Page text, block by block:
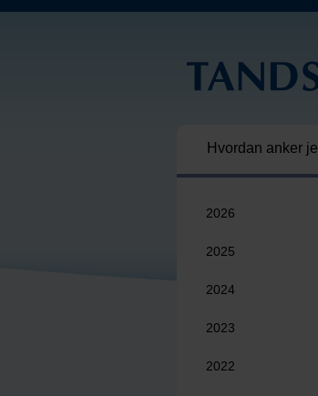
Hvordan anker
2026
2025
2024
2023
2022